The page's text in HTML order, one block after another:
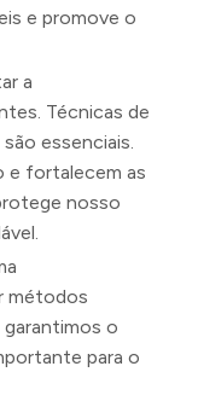
e promove o
a
Técnicas de
essenciais.
e fortalecem as
nosso
métodos
garantimos o
para o